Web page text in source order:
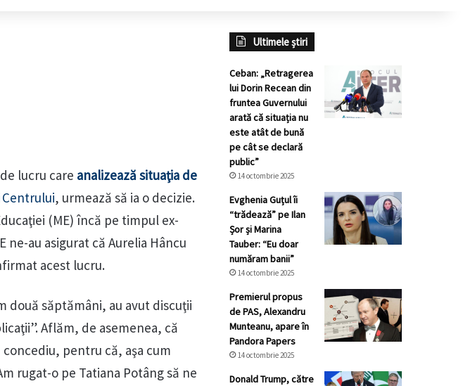
lucru care analizează situaţia de
Centrului, urmează să ia o decizie.
(ME) încă pe timpul ex-
ne-au asigurat că Aurelia Hâncu
acest lucru.
două săptămâni, au avut discuţii
Aflăm, de asemenea, că
pentru că, aşa cum
rugat-o pe Tatiana Potâng să ne
Ultimele știri
Ceban: „Retragerea
lui Dorin Recean din
fruntea Guvernului
arată că situația nu
este atât de bună
pe cât se declară
public”
14 octombrie 2025
Evghenia Guțul îi
“trădează” pe Ilan
Șor și Marina
Tauber: “Eu doar
număram banii”
14 octombrie 2025
Premierul propus
de PAS, Alexandru
Munteanu, apare în
Pandora Papers
14 octombrie 2025
Donald Trump, către